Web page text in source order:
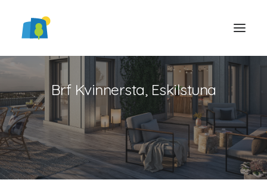
Brf Kvinnersta, Eskilstuna